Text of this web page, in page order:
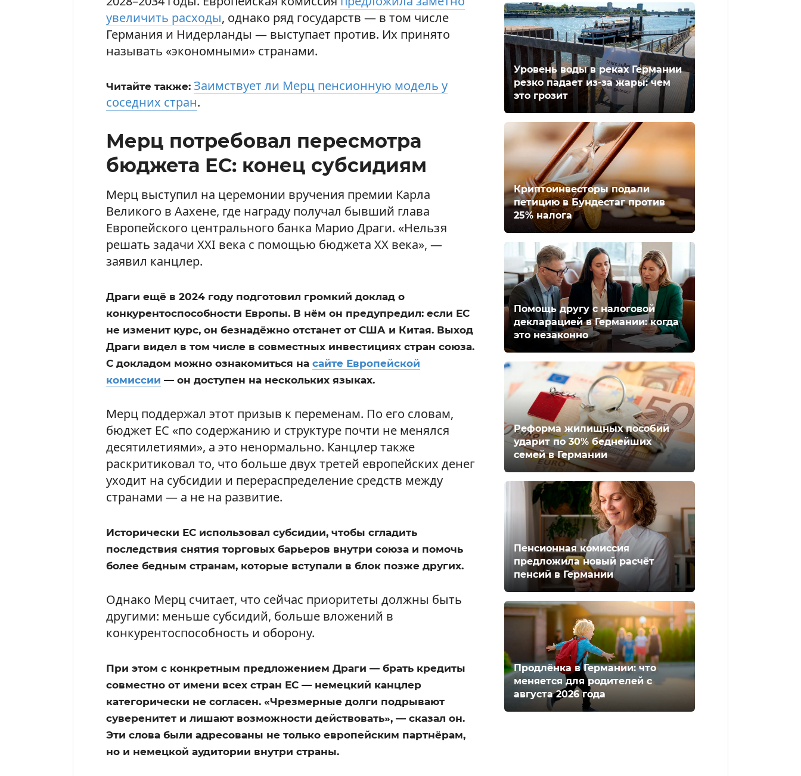
увеличить расходы, однако ряд государств — в том числе
Германия и Нидерланды — выступает против. Их принято
называть «экономными» странами.
Читайте также: Заимствует ли Мерц пенсионную модель у
соседних стран.
Мерц потребовал пересмотра
бюджета ЕС: конец субсидиям
Мерц выступил на церемонии вручения премии Карла
Великого в Аахене, где награду получал бывший глава
Европейского центрального банка Марио Драги. «Нельзя
решать задачи XXI века с помощью бюджета XX века», —
заявил канцлер.
Драги ещё в 2024 году подготовил громкий доклад о
конкурентоспособности Европы. В нём он предупредил: если ЕС
не изменит курс, он безнадёжно отстанет от США и Китая. Выход
Драги видел в том числе в совместных инвестициях стран союза.
С докладом можно ознакомиться на сайте Европейской
комиссии — он доступен на нескольких языках.
Мерц поддержал этот призыв к переменам. По его словам,
бюджет ЕС «по содержанию и структуре почти не менялся
десятилетиями», а это ненормально. Канцлер также
раскритиковал то, что больше двух третей европейских денег
уходит на субсидии и перераспределение средств между
странами — а не на развитие.
Исторически ЕС использовал субсидии, чтобы сгладить
последствия снятия торговых барьеров внутри союза и помочь
более бедным странам, которые вступали в блок позже других.
Однако Мерц считает, что сейчас приоритеты должны быть
другими: меньше субсидий, больше вложений в
конкурентоспособность и оборону.
При этом с конкретным предложением Драги — брать кредиты
совместно от имени всех стран ЕС — немецкий канцлер
категорически не согласен. «Чрезмерные долги подрывают
суверенитет и лишают возможности действовать», — сказал он.
Эти слова были адресованы не только европейским партнёрам,
но и немецкой аудитории внутри страны.
Уровень воды в реках Германии
резко падает из-за жары: чем
это грозит
Криптоинвесторы подали
петицию в Бундестаг против
25% налога
Помощь другу с налоговой
декларацией в Германии: когда
это незаконно
Реформа жилищных пособий
ударит по 30% беднейших
семей в Германии
Пенсионная комиссия
предложила новый расчёт
пенсий в Германии
Продлёнка в Германии: что
меняется для родителей с
августа 2026 года